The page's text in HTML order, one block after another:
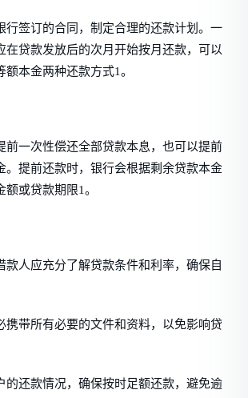
行签订的合同，制定合理的还款计划。一
在贷款发放后的次月开始按月还款，可以
本金两种还款方式1。
前一次性偿还全部贷款本息，也可以提前
。提前还款时，银行会根据剩余贷款本金
或贷款期限1。
款人应充分了解贷款条件和利率，确保自
携带所有必要的文件和资料，以免影响贷
的还款情况，确保按时足额还款，避免逾